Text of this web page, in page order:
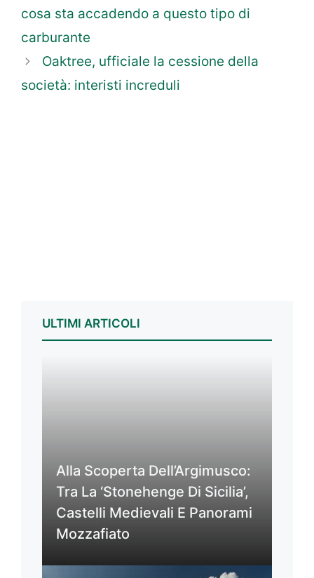
cosa sta accadendo a questo tipo di
carburante
Oaktree, ufficiale la cessione della
società: interisti increduli
ULTIMI ARTICOLI
Alla Scoperta Dell’Argimusco:
Tra La ‘Stonehenge Di Sicilia’,
Castelli Medievali E Panorami
Mozzafiato